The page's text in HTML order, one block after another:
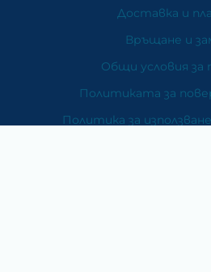
Доставка и
Връщане и
Общи условия за
Политиката за
Политика за